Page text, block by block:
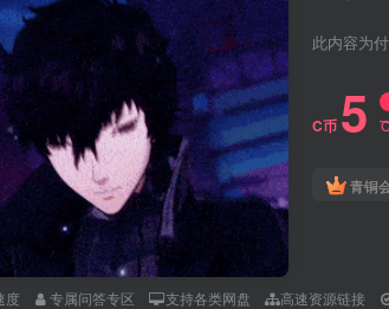
此内容为
C币 5
青铜
度 专属问答专区 支持各类网盘 高速资源链接